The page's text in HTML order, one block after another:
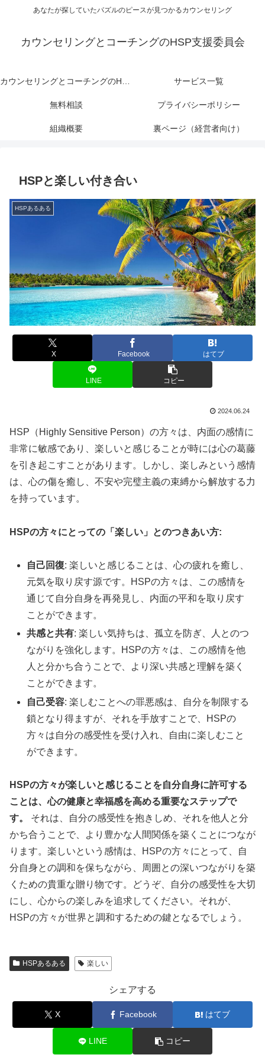
あなたが探していたパズルのピースが見つかるカウンセリング
カウンセリングとコーチングのHSP支援委員会
カウンセリングとコーチングのHSP支援委員会 サービス一覧
無料相談 プライバシーポリシー
組織概要 裏ページ（経営者向け）
HSPと楽しい付き合い
HSPあるある
X Facebook はてブ
LINE コピー
2024.06.24
HSP（Highly Sensitive Person）の方々は、内面の感情に
非常に敏感であり、楽しいと感じることが時には心の葛藤
を引き起こすことがあります。しかし、楽しみという感情
は、心の傷を癒し、不安や完璧主義の束縛から解放する力
を持っています。
HSPの方々にとっての「楽しい」とのつきあい方:
自己回復: 楽しいと感じることは、心の疲れを癒し、
元気を取り戻す源です。HSPの方々は、この感情を
通じて自分自身を再発見し、内面の平和を取り戻す
ことができます。
共感と共有: 楽しい気持ちは、孤立を防ぎ、人とのつ
ながりを強化します。HSPの方々は、この感情を他
人と分かち合うことで、より深い共感と理解を築く
ことができます。
自己受容: 楽しむことへの罪悪感は、自分を制限する
鎖となり得ますが、それを手放すことで、HSPの
方々は自分の感受性を受け入れ、自由に楽しむこと
ができます。
HSPの方々が楽しいと感じることを自分自身に許可する
ことは、心の健康と幸福感を高める重要なステップで
す。
それは、自分の感受性を抱きしめ、それを他人と分
かち合うことで、より豊かな人間関係を築くことにつなが
ります。楽しいという感情は、HSPの方々にとって、自
分自身との調和を保ちながら、周囲との深いつながりを築
くための貴重な贈り物です。どうぞ、自分の感受性を大切
にし、心からの楽しみを追求してください。それが、
HSPの方々が世界と調和するための鍵となるでしょう。
HSPあるある 楽しい
シェアする
X Facebook はてブ
LINE コピー